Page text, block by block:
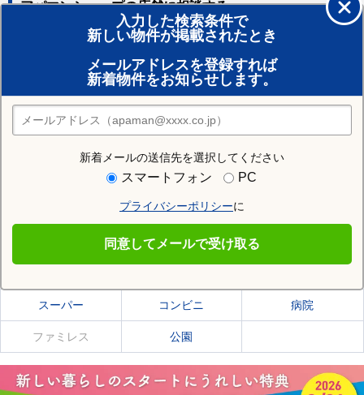
入力した検索条件で
新しい物件が掲載されたとき
メールアドレスを登録すれば
新着物件をお知らせします。
新着メールの送信先を選択してください
スマートフォン PC
プライバシーポリシーに
同意してメールで受け取る
アパマンショップの店舗に相談する
賃貸のプロがお部屋探し！
おまかせ物件リクエスト
住みたい街の店舗を探す
店舗検索
住む街研究所で河西郡芽室町の情報を見る
河西郡芽室町の施設一覧
スーパー コンビニ 病院
ファミレス 公園